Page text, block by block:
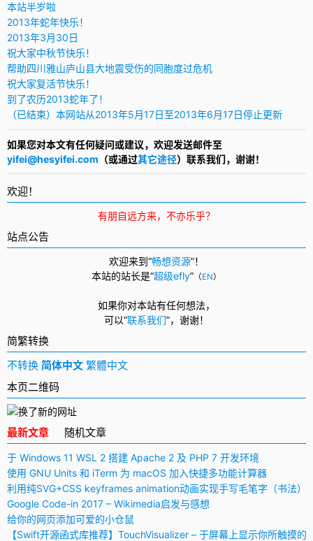
本站半岁啦
2013年蛇年快乐！
2013年3月30日
祝大家中秋节快乐！
帮助四川雅山庐山县大地震受伤的同胞度过危机
祝大家复活节快乐！
到了农历2013蛇年了！
（已结束）本网站从2013年5月17日至2013年6月17日停止更新
如果您对本文有任何疑问或建议，欢迎发送邮件至
yifei@hesyifei.com （或通过其它途径）联系我们，谢谢！
欢迎！
有朋自远方来，不亦乐乎？
站点公告
欢迎来到“畅想资源”！
本站的站长是“超级efly” （EN）
如果你对本站有任何想法，
可以“联系我们”， 谢谢！
简繁转换
不转换 简体中文 繁體中文
本页二维码
最新文章 随机文章
于 Windows 11 WSL 2 搭建 Apache 2 及 PHP 7 开发环境
使用 GNU Units 和 iTerm 为 macOS 加入快捷多功能计算器
利用纯SVG+CSS keyframes animation动画实现手写毛笔字（书法）
Google Code-in 2017 – Wikimedia启发与感想
给你的网页添加可爱的小仓鼠
【Swift开源函式库推荐】TouchVisualizer – 于屏幕上显示你所触摸的